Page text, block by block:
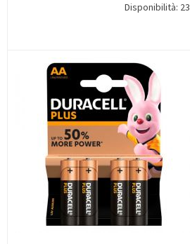
Disponibilità: 23